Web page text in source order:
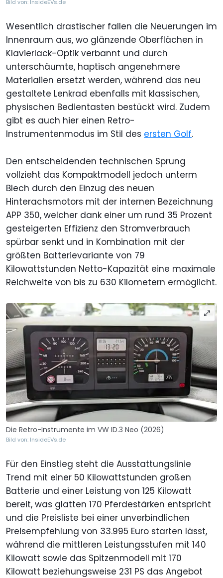
Bild von: InsideEVs.de
Wesentlich drastischer fallen die Neuerungen im
Innenraum aus, wo glänzende Oberflächen in
Klavierlack-Optik verbannt und durch
unterschäumte, haptisch angenehmere
Materialien ersetzt werden, während das neu
gestaltete Lenkrad ebenfalls mit klassischen,
physischen Bedientasten bestückt wird. Zudem
gibt es auch hier einen Retro-
Instrumentenmodus im Stil des ersten Golf.
Den entscheidenden technischen Sprung
vollzieht das Kompaktmodell jedoch unterm
Blech durch den Einzug des neuen
Hinterachsmotors mit der internen Bezeichnung
APP 350, welcher dank einer um rund 35 Prozent
gesteigerten Effizienz den Stromverbrauch
spürbar senkt und in Kombination mit der
größten Batterievariante von 79
Kilowattstunden Netto-Kapazität eine maximale
Reichweite von bis zu 630 Kilometern ermöglicht.
Die Retro-Instrumente im VW ID.3 Neo (2026)
Bild von: InsideEVs.de
Für den Einstieg steht die Ausstattungslinie
Trend mit einer 50 Kilowattstunden großen
Batterie und einer Leistung von 125 Kilowatt
bereit, was glatten 170 Pferdestärken entspricht
und die Preisliste bei einer unverbindlichen
Preisempfehlung von 33.995 Euro starten lässt,
während die mittleren Leistungsstufen mit 140
Kilowatt sowie das Spitzenmodell mit 170
Kilowatt beziehungsweise 231 PS das Angebot